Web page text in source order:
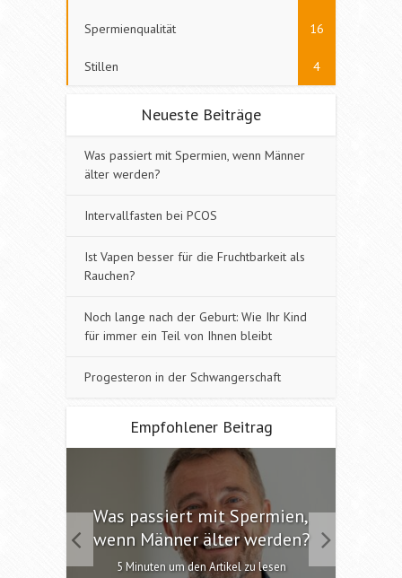
Spermienqualität 16
Stillen 4
Neueste Beiträge
Was passiert mit Spermien, wenn Männer
älter werden?
Intervallfasten bei PCOS
Ist Vapen besser für die Fruchtbarkeit als
Rauchen?
Noch lange nach der Geburt: Wie Ihr Kind
für immer ein Teil von Ihnen bleibt
Progesteron in der Schwangerschaft
Empfohlener Beitrag
Was passiert mit Spermien,
wenn Männer älter werden?
5 Minuten um den Artikel zu lesen